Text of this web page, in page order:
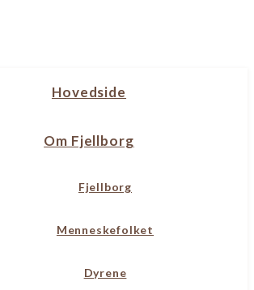
Hovedside
Om Fjellborg
Fjellborg
Menneskefolket
Dyrene